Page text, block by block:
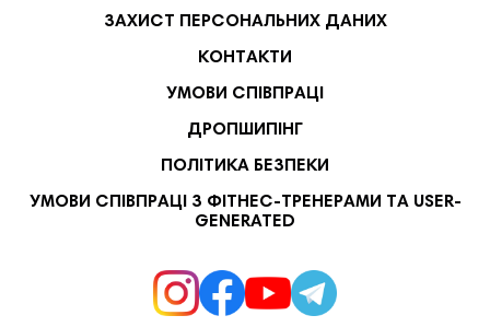
ЗАХИСТ ПЕРСОНАЛЬНИХ ДАНИХ
КОНТАКТИ
УМОВИ СПІВПРАЦІ
ДРОПШИПІНГ
ПОЛІТИКА БЕЗПЕКИ
УМОВИ СПІВПРАЦІ З ФІТНЕС-ТРЕНЕРАМИ ТА USER-
GENERATED